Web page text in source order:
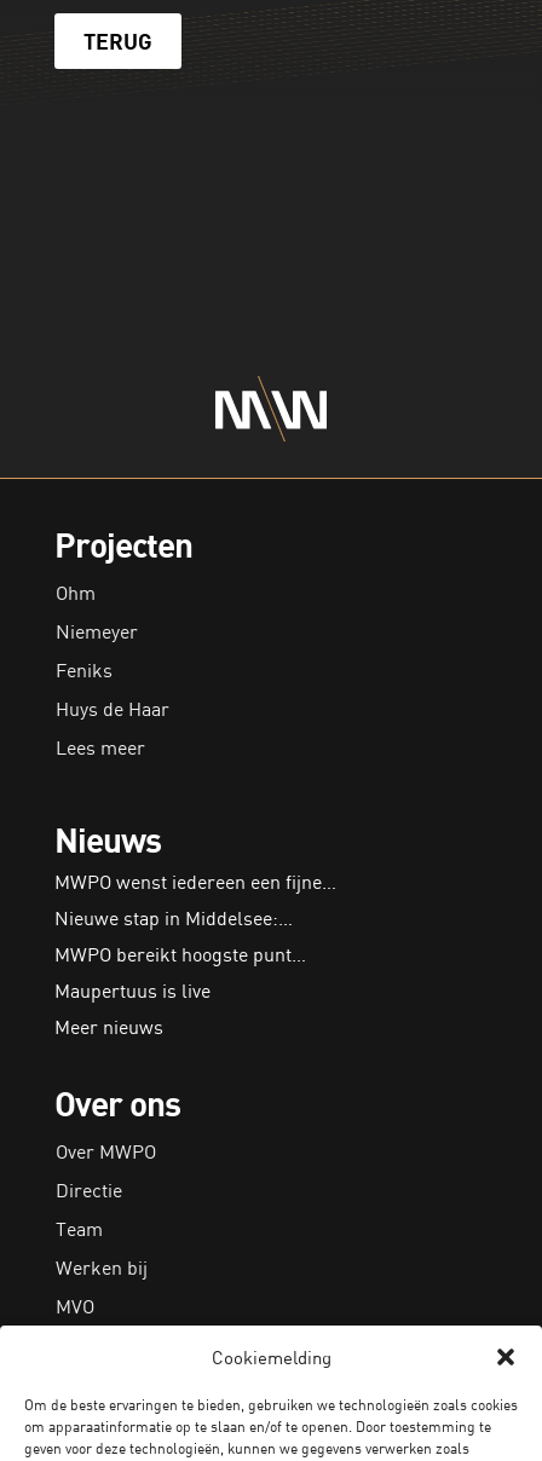
Cookiemelding
Om de beste ervaringen te bieden, gebruiken we technologieën zoals cookies
om apparaatinformatie op te slaan en/of te openen. Door toestemming te
geven voor deze technologieën, kunnen we gegevens verwerken zoals
TERUG
Projecten
Ohm
Niemeyer
Feniks
Huys de Haar
Lees meer
Nieuws
MWPO wenst iedereen een fijne…
Nieuwe stap in Middelsee:…
MWPO bereikt hoogste punt…
Maupertuus is live
Meer nieuws
Over ons
Over MWPO
Directie
Team
Werken bij
MVO
Algemeen
Contact